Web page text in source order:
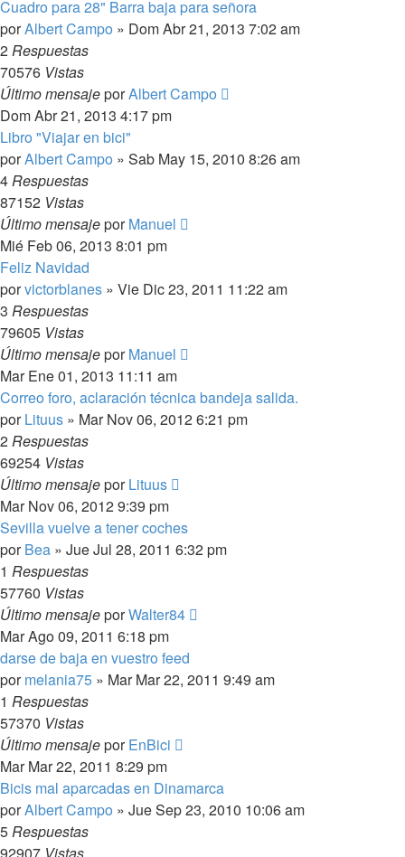
Cuadro para 28" Barra baja para señora
porAlbert Campo » Dom Abr 21, 2013 7:02 am
2Respuestas
70576 Vistas
Último mensajeporAlbert Campo
Dom Abr 21, 2013 4:17 pm
Libro "Viajar en bici"
porAlbert Campo » Sab May 15, 2010 8:26 am
4Respuestas
87152 Vistas
Último mensajeporManuel
Mié Feb 06, 2013 8:01 pm
Feliz Navidad
porvictorblanes » Vie Dic 23, 2011 11:22 am
3 Respuestas
79605 Vistas
Último mensajeporManuel
Mar Ene 01, 2013 11:11 am
Correo foro, aclaración técnica bandeja salida.
porLituus » Mar Nov 06, 2012 6:21 pm
2Respuestas
69254 Vistas
Último mensajeporLituus
Mar Nov 06, 2012 9:39 pm
Sevilla vuelve a tener coches
porBea » Jue Jul 28, 2011 6:32 pm
1 Respuestas
57760 Vistas
Último mensajeporWalter84
Mar Ago 09, 2011 6:18 pm
darse de baja en vuestro feed
pormelania75 » Mar Mar 22, 2011 9:49 am
1 Respuestas
57370 Vistas
Último mensajeporEnBici
Mar Mar 22, 2011 8:29 pm
Bicis mal aparcadas en Dinamarca
porAlbert Campo » Jue Sep 23, 2010 10:06 am
5Respuestas